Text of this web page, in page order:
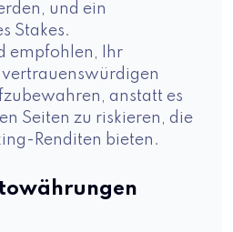
und ein
Stakes.
empfohlen, Ihr
anstatt es
Seiten zu riskieren, die
Renditen bieten.